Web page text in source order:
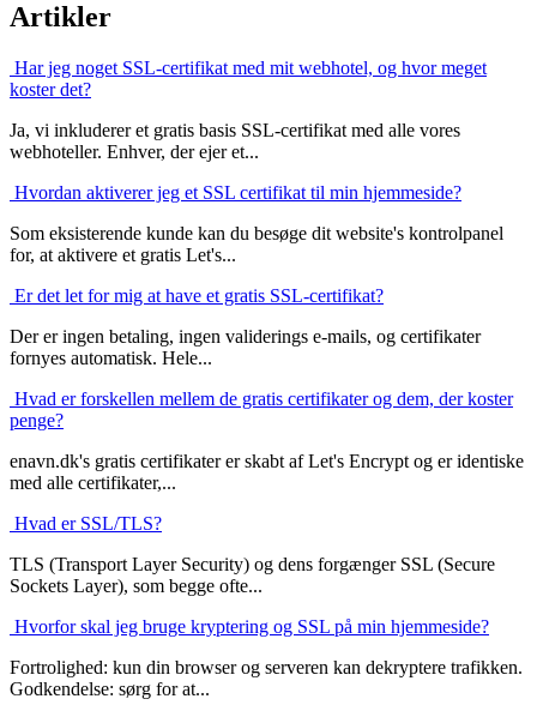
Artikler
Har jeg noget SSL-certifikat med mit webhotel, og hvor meget
koster det?
Ja, vi inkluderer et gratis basis SSL-certifikat med alle vores
webhoteller. Enhver, der ejer et...
Hvordan aktiverer jeg et SSL certifikat til min hjemmeside?
Som eksisterende kunde kan du besøge dit website's kontrolpanel
for, at aktivere et gratis Let's...
Er det let for mig at have et gratis SSL-certifikat?
Der er ingen betaling, ingen validerings e-mails, og certifikater
fornyes automatisk. Hele...
Hvad er forskellen mellem de gratis certifikater og dem, der koster
penge?
enavn.dk's gratis certifikater er skabt af Let's Encrypt og er identiske
med alle certifikater,...
Hvad er SSL/TLS?
TLS (Transport Layer Security) og dens forgænger SSL (Secure
Sockets Layer), som begge ofte...
Hvorfor skal jeg bruge kryptering og SSL på min hjemmeside?
Fortrolighed: kun din browser og serveren kan dekryptere trafikken.
Godkendelse: sørg for at...